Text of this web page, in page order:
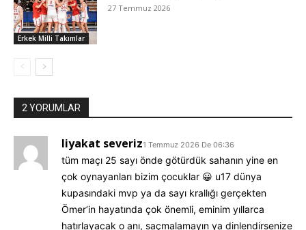
Erkek Milli Takımlar
27 Temmuz 2026
2 YORUMLAR
liyakat severiz1 Temmuz 2026 De 06:36
tüm maçı 25 sayı önde götürdük sahanın yine en
çok oynayanları bizim çocuklar 😀 u17 dünya
kupasındaki mvp ya da sayı krallığı gerçekten
Ömer’in hayatında çok önemli, eminim yıllarca
hatırlayacak o anı, saçmalamayın ya dinlendirsenize